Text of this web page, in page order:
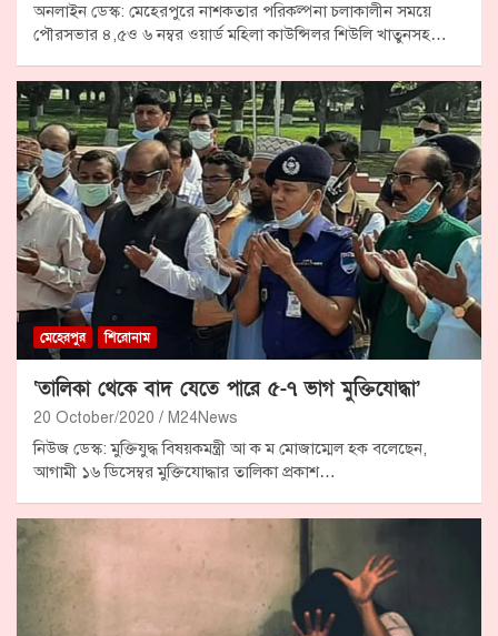
অনলাইন ডেস্ক: মেহেরপুরে নাশকতার পরিকল্পনা চলাকালীন সময়ে
পৌরসভার ৪,৫ও ৬ নম্বর ওয়ার্ড মহিলা কাউন্সিলর শিউলি খাতুনসহ…
মেহেরপুর শিরোনাম
‘তালিকা থেকে বাদ যেতে পারে ৫-৭ ভাগ মুক্তিযোদ্ধা’
20 October/2020 M24News
নিউজ ডেস্ক: মুক্তিযুদ্ধ বিষয়কমন্ত্রী আ ক ম মোজাম্মেল হক বলেছেন,
আগামী ১৬ ডিসেম্বর মুক্তিযোদ্ধার তালিকা প্রকাশ…